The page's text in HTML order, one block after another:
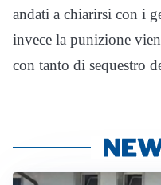
andati a chiarirsi con i
invece la punizione
con tanto di sequestro